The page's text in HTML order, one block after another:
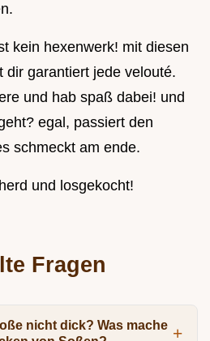
kein hexenwerk! mit diesen
dir garantiert jede velouté.
und hab spaß dabei! und
egal, passiert den
schmeckt am ende.
und losgekocht!
Fragen
nicht dick? Was mache